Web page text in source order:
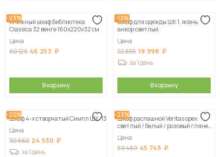
-23%
Книжный шкаф Библиотека
Classica 32 венге 160х220х32 см
Цена
60 129 46 253
В корзину
-13%
Шкаф для одежды ШК 1, ясень
анкор светлый
Цена
22 855 19 998
за 1 день
В корзину
-20%
Шкаф 4-х створчатый Симпл ШК-13
Цена
30 660 24 530
за 1 день
-23%
Шкаф распашной Veritas орех
светлый / белый / розовый глянец
Цена
59 469 45 745